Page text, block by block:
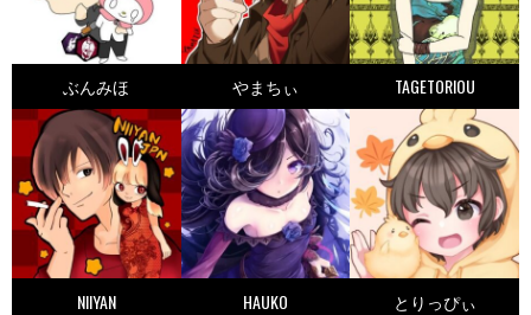
ぶんみほ やまちぃ TAGETORIOU
NIIYAN HAUKO とりっぴぃ